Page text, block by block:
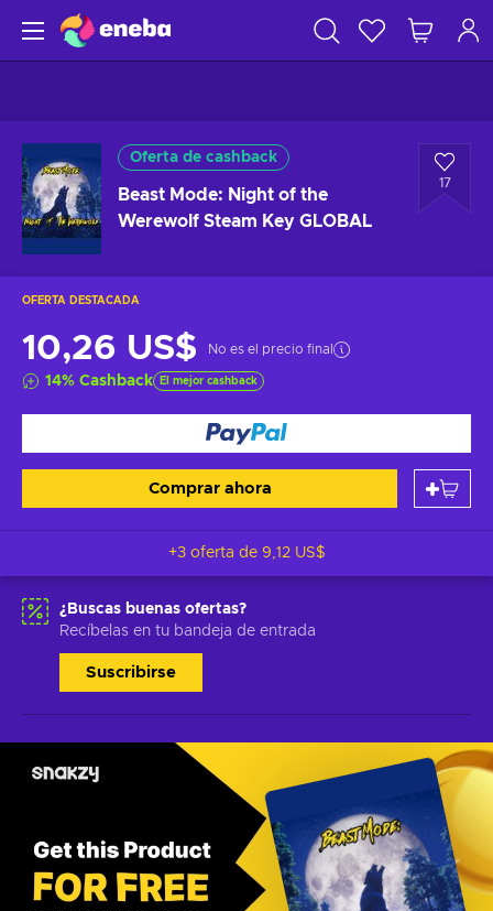
Oferta de cashback
Beast Mode: Night of the
Werewolf Steam Key GLOBAL
17
OFERTA DESTACADA
10,26 US$ No es el precio final
14% Cashback El mejor cashback
Comprar ahora
+3 oferta de 9,12 US$
¿Buscas buenas ofertas?
Recíbelas en tu bandeja de entrada
Suscribirse